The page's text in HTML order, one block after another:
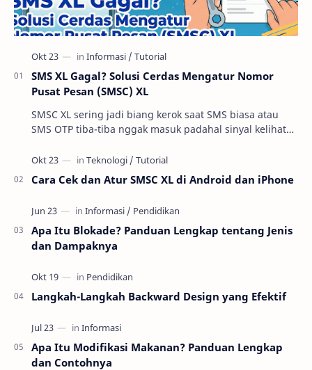
SMS XL Gagal? Solusi Cerdas Mengatur Nomor
Pusat Pesan (SMSC) XL
SMSC XL sering jadi biang kerok saat SMS biasa atau
SMS OTP tiba-tiba nggak masuk padahal sinyal kelihatan
Cara Cek dan Atur SMSC XL di Android dan iPhone
Apa Itu Blokade? Panduan Lengkap tentang Jenis
dan Dampaknya
Langkah-Langkah Backward Design yang Efektif
Apa Itu Modifikasi Makanan? Panduan Lengkap
dan Contohnya